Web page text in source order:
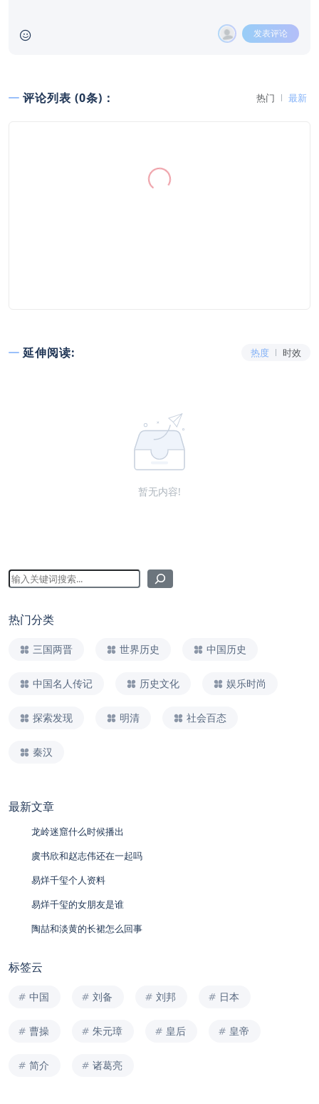
发表评论
评论列表 (0条)： 热门 最新
延伸阅读: 热度 时效
暂无内容!
热门分类
三国两晋 世界历史 中国历史
中国名人传记 历史文化 娱乐时尚
探索发现 明清 社会百态
秦汉
最新文章
龙岭迷窟什么时候播出
虞书欣和赵志伟还在一起吗
易烊千玺个人资料
易烊千玺的女朋友是谁
陶喆和淡黄的长裙怎么回事
标签云
中国 刘备 刘邦 日本
曹操 朱元璋 皇后 皇帝
简介 诸葛亮